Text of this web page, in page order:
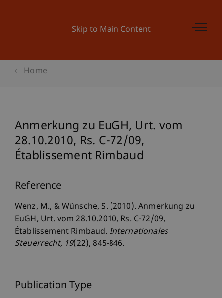
Skip to Main Content
Home
Anmerkung zu EuGH, Urt. vom
28.10.2010, Rs. C-72/09,
Établissement Rimbaud
Reference
Wenz, M., & Wünsche, S. (2010). Anmerkung zu
EuGH, Urt. vom 28.10.2010, Rs. C-72/09,
Établissement Rimbaud. Internationales
Steuerrecht, 19(22), 845-846.
Publication Type